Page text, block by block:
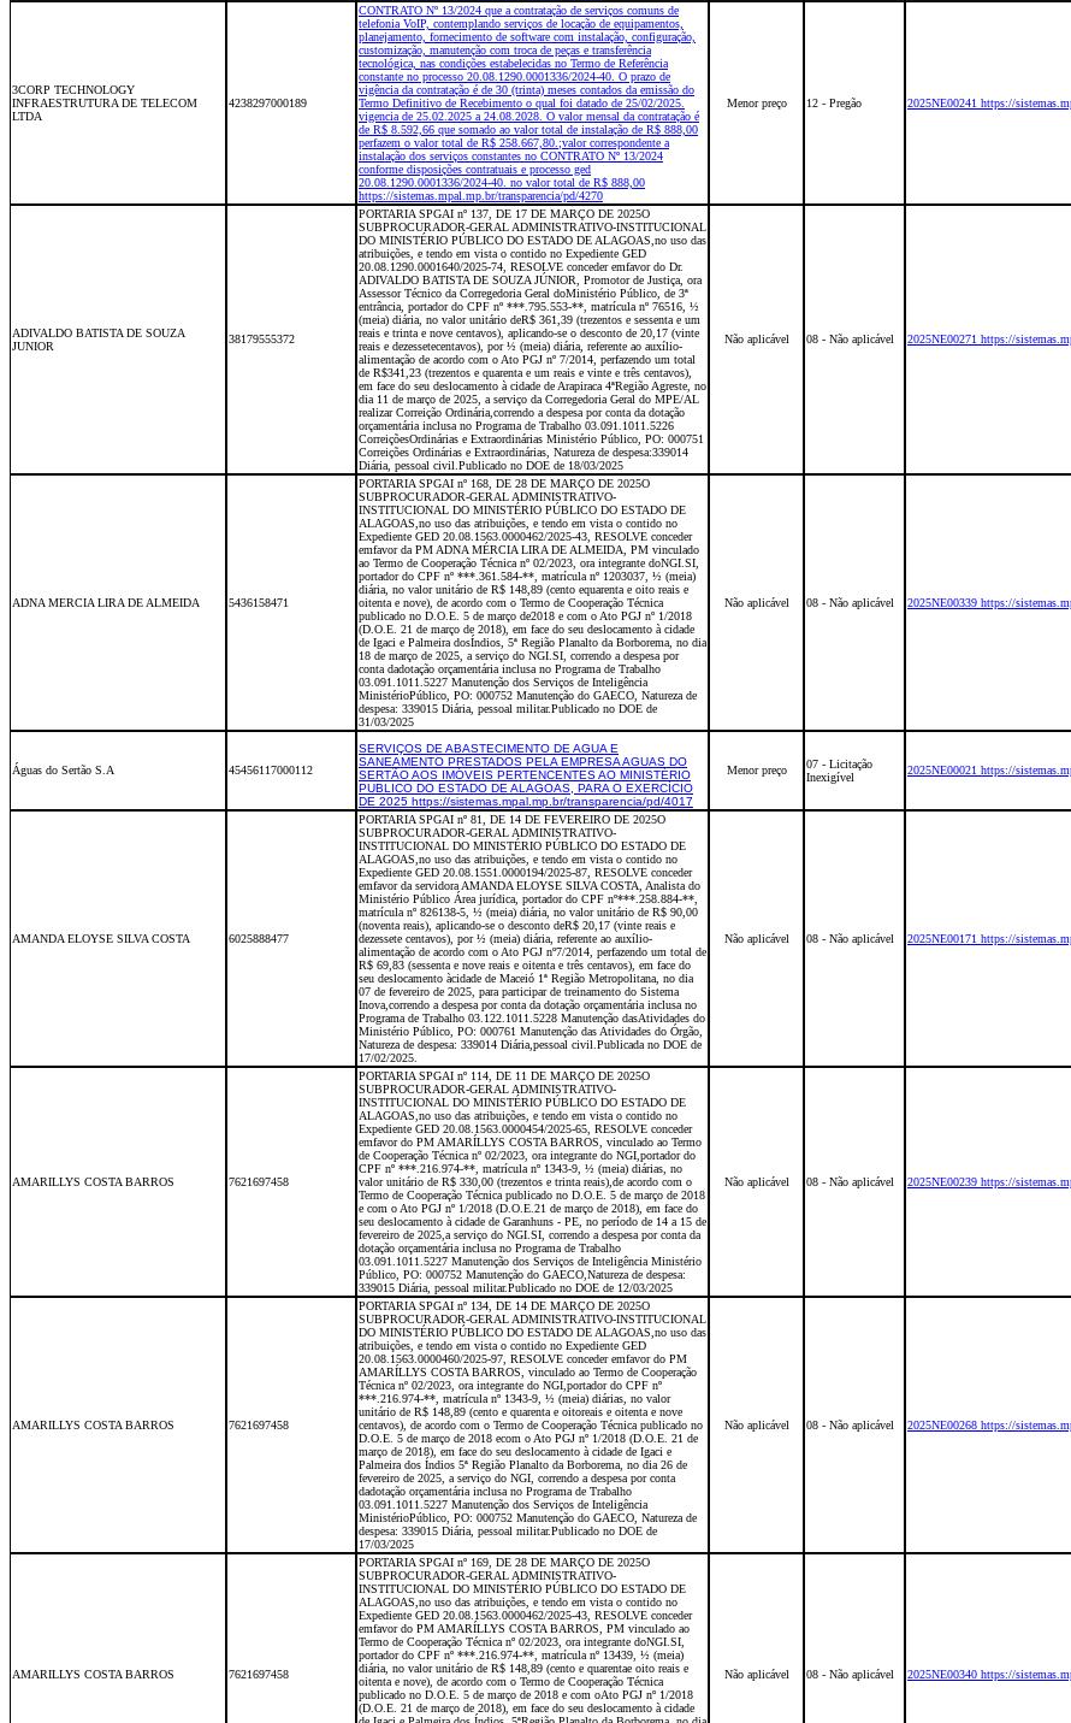
3CORP TECHNOLOGY
INFRAESTRUTURA DE TELECOM
LTDA
4238297000189
CONTRATO Nº 13/2024 que a contratação de serviços comuns de
telefonia VoIP, contemplando serviços de locação de equipamentos,
planejamento, fornecimento de software com instalação, configuração,
customização, manutenção com troca de peças e transferência
tecnológica, nas condições estabelecidas no Termo de Referência
constante no processo 20.08.1290.0001336/2024-40. O prazo de
vigência da contratação é de 30 (trinta) meses contados da emissão do
Termo Definitivo de Recebimento o qual foi datado de 25/02/2025.
vigencia de 25.02.2025 a 24.08.2028. O valor mensal da contratação é
de R$ 8.592,66 que somado ao valor total de instalação de R$ 888,00
perfazem o valor total de R$ 258.667,80.;valor correspondente a
instalação dos serviços constantes no CONTRATO Nº 13/2024
conforme disposições contratuais e processo ged
20.08.1290.0001336/2024-40. no valor total de R$ 888,00
https://sistemas.mpal.mp.br/transparencia/pd/4270
Menor preço 12 - Pregão 2025NE00241 https://
ADIVALDO BATISTA DE SOUZA
JUNIOR
38179555372
PORTARIA SPGAI nº 137, DE 17 DE MARÇO DE 2025O
SUBPROCURADOR-GERAL ADMINISTRATIVO-INSTITUCIONAL
DO MINISTÉRIO PÚBLICO DO ESTADO DE ALAGOAS,no uso das
atribuições, e tendo em vista o contido no Expediente GED
20.08.1290.0001640/2025-74, RESOLVE conceder emfavor do Dr.
ADIVALDO BATISTA DE SOUZA JÚNIOR, Promotor de Justiça, ora
Assessor Técnico da Corregedoria Geral doMinistério Público, de 3ª
entrância, portador do CPF nº ***.795.553-**, matrícula nº 76516, ½
(meia) diária, no valor unitário deR$ 361,39 (trezentos e sessenta e um
reais e trinta e nove centavos), aplicando-se o desconto de 20,17 (vinte
reais e dezessetecentavos), por ½ (meia) diária, referente ao auxílio-
alimentação de acordo com o Ato PGJ nº 7/2014, perfazendo um total
de R$341,23 (trezentos e quarenta e um reais e vinte e três centavos),
em face do seu deslocamento à cidade de Arapiraca 4ªRegião Agreste, no
dia 11 de março de 2025, a serviço da Corregedoria Geral do MPE/AL
realizar Correição Ordinária,correndo a despesa por conta da dotação
orçamentária inclusa no Programa de Trabalho 03.091.1011.5226
CorreiçõesOrdinárias e Extraordinárias Ministério Público, PO: 000751
Correições Ordinárias e Extraordinárias, Natureza de despesa:339014
Diária, pessoal civil.Publicado no DOE de 18/03/2025
Não aplicável 08 - Não aplicável 2025NE00271 https://
ADNA MERCIA LIRA DE ALMEIDA 5436158471
PORTARIA SPGAI nº 168, DE 28 DE MARÇO DE 2025O
SUBPROCURADOR-GERAL ADMINISTRATIVO-
INSTITUCIONAL DO MINISTÉRIO PÚBLICO DO ESTADO DE
ALAGOAS,no uso das atribuições, e tendo em vista o contido no
Expediente GED 20.08.1563.0000462/2025-43, RESOLVE conceder
emfavor da PM ADNA MÉRCIA LIRA DE ALMEIDA, PM vinculado
ao Termo de Cooperação Técnica nº 02/2023, ora integrante doNGI.SI,
portador do CPF nº ***.361.584-**, matrícula nº 1203037, ½ (meia)
diária, no valor unitário de R$ 148,89 (cento equarenta e oito reais e
oitenta e nove), de acordo com o Termo de Cooperação Técnica
publicado no D.O.E. 5 de março de2018 e com o Ato PGJ nº 1/2018
(D.O.E. 21 de março de 2018), em face do seu deslocamento à cidade
de Igaci e Palmeira dosÍndios, 5ª Região Planalto da Borborema, no dia
18 de março de 2025, a serviço do NGI.SI, correndo a despesa por
conta dadotação orçamentária inclusa no Programa de Trabalho
03.091.1011.5227 Manutenção dos Serviços de Inteligência
MinistérioPúblico, PO: 000752 Manutenção do GAECO, Natureza de
despesa: 339015 Diária, pessoal militar.Publicado no DOE de
31/03/2025
Não aplicável 08 - Não aplicável 2025NE00339 https://
Águas do Sertão S.A 45456117000112
SERVIÇOS DE ABASTECIMENTO DE AGUA E
SANEAMENTO PRESTADOS PELA EMPRESA AGUAS DO
SERTÃO AOS IMÓVEIS PERTENCENTES AO MINISTÉRIO
PUBLICO DO ESTADO DE ALAGOAS, PARA O EXERCÍCIO
DE 2025 https://sistemas.mpal.mp.br/transparencia/pd/4017
Menor preço
07 - Licitação
Inexigível
2025NE00021 https://
AMANDA ELOYSE SILVA COSTA 6025888477
PORTARIA SPGAI nº 81, DE 14 DE FEVEREIRO DE 2025O
SUBPROCURADOR-GERAL ADMINISTRATIVO-
INSTITUCIONAL DO MINISTÉRIO PÚBLICO DO ESTADO DE
ALAGOAS,no uso das atribuições, e tendo em vista o contido no
Expediente GED 20.08.1551.0000194/2025-87, RESOLVE conceder
emfavor da servidora AMANDA ELOYSE SILVA COSTA, Analista do
Ministério Público Área jurídica, portador do CPF nº***.258.884-**,
matrícula nº 826138-5, ½ (meia) diária, no valor unitário de R$ 90,00
(noventa reais), aplicando-se o desconto deR$ 20,17 (vinte reais e
dezessete centavos), por ½ (meia) diária, referente ao auxílio-
alimentação de acordo com o Ato PGJ nº7/2014, perfazendo um total de
R$ 69,83 (sessenta e nove reais e oitenta e três centavos), em face do
seu deslocamento àcidade de Maceió 1ª Região Metropolitana, no dia
07 de fevereiro de 2025, para participar de treinamento do Sistema
Inova,correndo a despesa por conta da dotação orçamentária inclusa no
Programa de Trabalho 03.122.1011.5228 Manutenção dasAtividades do
Ministério Público, PO: 000761 Manutenção das Atividades do Órgão,
Natureza de despesa: 339014 Diária,pessoal civil.Publicada no DOE de
17/02/2025.
Não aplicável 08 - Não aplicável 2025NE00171 https://
AMARILLYS COSTA BARROS 7621697458
PORTARIA SPGAI nº 114, DE 11 DE MARÇO DE 2025O
SUBPROCURADOR-GERAL ADMINISTRATIVO-
INSTITUCIONAL DO MINISTÉRIO PÚBLICO DO ESTADO DE
ALAGOAS,no uso das atribuições, e tendo em vista o contido no
Expediente GED 20.08.1563.0000454/2025-65, RESOLVE conceder
emfavor do PM AMARÍLLYS COSTA BARROS, vinculado ao Termo
de Cooperação Técnica nº 02/2023, ora integrante do NGI,portador do
CPF nº ***.216.974-**, matrícula nº 1343-9, ½ (meia) diárias, no
valor unitário de R$ 330,00 (trezentos e trinta reais),de acordo com o
Termo de Cooperação Técnica publicado no D.O.E. 5 de março de 2018
e com o Ato PGJ nº 1/2018 (D.O.E.21 de março de 2018), em face do
seu deslocamento à cidade de Garanhuns - PE, no período de 14 a 15 de
fevereiro de 2025,a serviço do NGI.SI, correndo a despesa por conta da
dotação orçamentária inclusa no Programa de Trabalho
03.091.1011.5227 Manutenção dos Serviços de Inteligência Ministério
Público, PO: 000752 Manutenção do GAECO,Natureza de despesa:
339015 Diária, pessoal militar.Publicado no DOE de 12/03/2025
Não aplicável 08 - Não aplicável 2025NE00239 https://
AMARILLYS COSTA BARROS 7621697458
PORTARIA SPGAI nº 134, DE 14 DE MARÇO DE 2025O
SUBPROCURADOR-GERAL ADMINISTRATIVO-INSTITUCIONAL
DO MINISTÉRIO PÚBLICO DO ESTADO DE ALAGOAS,no uso das
atribuições, e tendo em vista o contido no Expediente GED
20.08.1563.0000460/2025-97, RESOLVE conceder emfavor do PM
AMARÍLLYS COSTA BARROS, vinculado ao Termo de Cooperação
Técnica nº 02/2023, ora integrante do NGI,portador do CPF nº
***.216.974-**, matrícula nº 1343-9, ½ (meia) diárias, no valor
unitário de R$ 148,89 (cento e quarenta e oitoreais e oitenta e nove
centavos), de acordo com o Termo de Cooperação Técnica publicado no
D.O.E. 5 de março de 2018 ecom o Ato PGJ nº 1/2018 (D.O.E. 21 de
março de 2018), em face do seu deslocamento à cidade de Igaci e
Palmeira dos Índios 5ª Região Planalto da Borborema, no dia 26 de
fevereiro de 2025, a serviço do NGI, correndo a despesa por conta
dadotação orçamentária inclusa no Programa de Trabalho
03.091.1011.5227 Manutenção dos Serviços de Inteligência
MinistérioPúblico, PO: 000752 Manutenção do GAECO, Natureza de
despesa: 339015 Diária, pessoal militar.Publicado no DOE de
17/03/2025
Não aplicável 08 - Não aplicável 2025NE00268 https://
AMARILLYS COSTA BARROS 7621697458
PORTARIA SPGAI nº 169, DE 28 DE MARÇO DE 2025O
SUBPROCURADOR-GERAL ADMINISTRATIVO-
INSTITUCIONAL DO MINISTÉRIO PÚBLICO DO ESTADO DE
ALAGOAS,no uso das atribuições, e tendo em vista o contido no
Expediente GED 20.08.1563.0000462/2025-43, RESOLVE conceder
emfavor do PM AMARÍLLYS COSTA BARROS, PM vinculado ao
Termo de Cooperação Técnica nº 02/2023, ora integrante doNGI.SI,
portador do CPF nº ***.216.974-**, matrícula nº 13439, ½ (meia)
diária, no valor unitário de R$ 148,89 (cento e quarentae oito reais e
oitenta e nove), de acordo com o Termo de Cooperação Técnica
publicado no D.O.E. 5 de março de 2018 e com oAto PGJ nº 1/2018
(D.O.E. 21 de março de 2018), em face do seu deslocamento à cidade
Não aplicável 08 - Não aplicável 2025NE00340 https://